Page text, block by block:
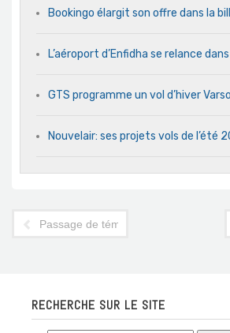
Bookingo élargit son offre dans la
L’aéroport d’Enfidha se relance
GTS programme un vol d’hiver
Nouvelair: ses projets vols de l’été
Passage de témoin à la direction
RECHERCHE SUR LE SITE